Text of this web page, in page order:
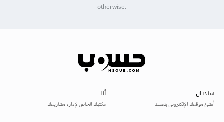
otherwise.